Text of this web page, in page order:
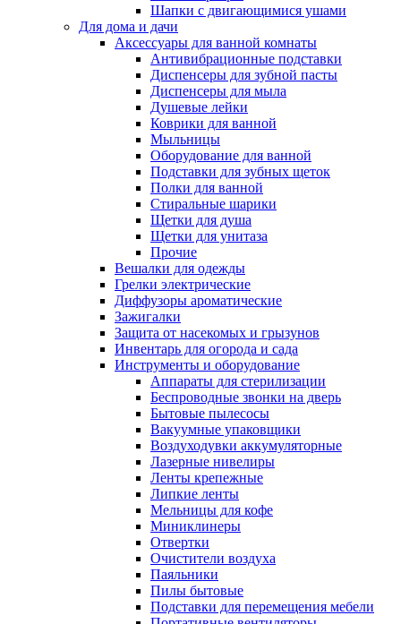
Шапки с двигающимися ушами
Для дома и дачи
Аксессуары для ванной комнаты
Антивибрационные подставки
Диспенсеры для зубной пасты
Диспенсеры для мыла
Душевые лейки
Коврики для ванной
Мыльницы
Оборудование для ванной
Подставки для зубных щеток
Полки для ванной
Стиральные шарики
Щетки для душа
Щетки для унитаза
Прочие
Вешалки для одежды
Грелки электрические
Диффузоры ароматические
Зажигалки
Защита от насекомых и грызунов
Инвентарь для огорода и сада
Инструменты и оборудование
Аппараты для стерилизации
Беспроводные звонки на дверь
Бытовые пылесосы
Вакуумные упаковщики
Воздуходувки аккумуляторные
Лазерные нивелиры
Ленты крепежные
Липкие ленты
Мельницы для кофе
Миниклинеры
Отвертки
Очистители воздуха
Паяльники
Пилы бытовые
Подставки для перемещения мебели